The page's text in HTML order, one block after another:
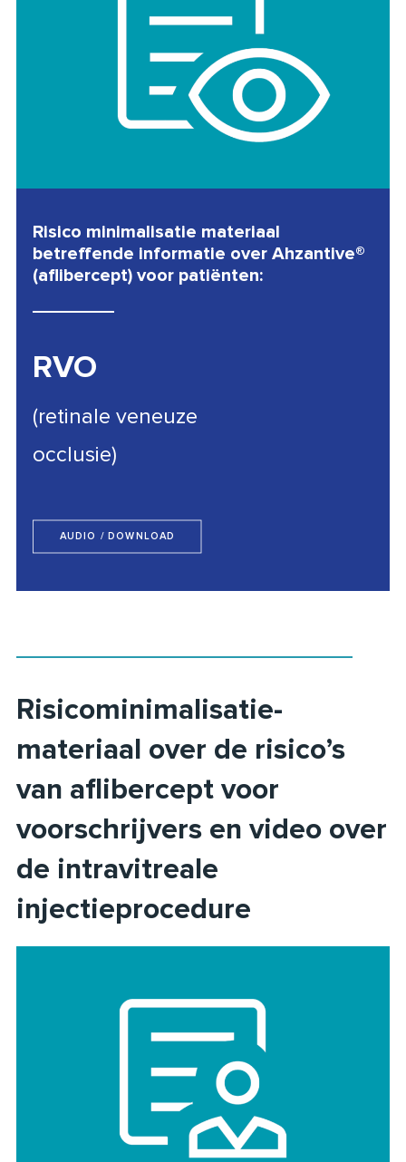
Risico minimalisatie materiaal
betreffende informatie over Ahzantive®
(aflibercept) voor patiënten:
RVO
(retinale veneuze
occlusie)
AUDIO / DOWNLOAD
Risicominimalisatie-
materiaal over de risico’s
van aflibercept voor
voorschrijvers en video over
de intravitreale
injectieprocedure